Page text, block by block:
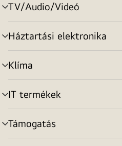
TV/Audio/Videó
menu
toggle
Háztartási elektronika
menu
toggle
Klíma
menu
toggle
IT termékek
menu
toggle
Támogatás
menu
toggle